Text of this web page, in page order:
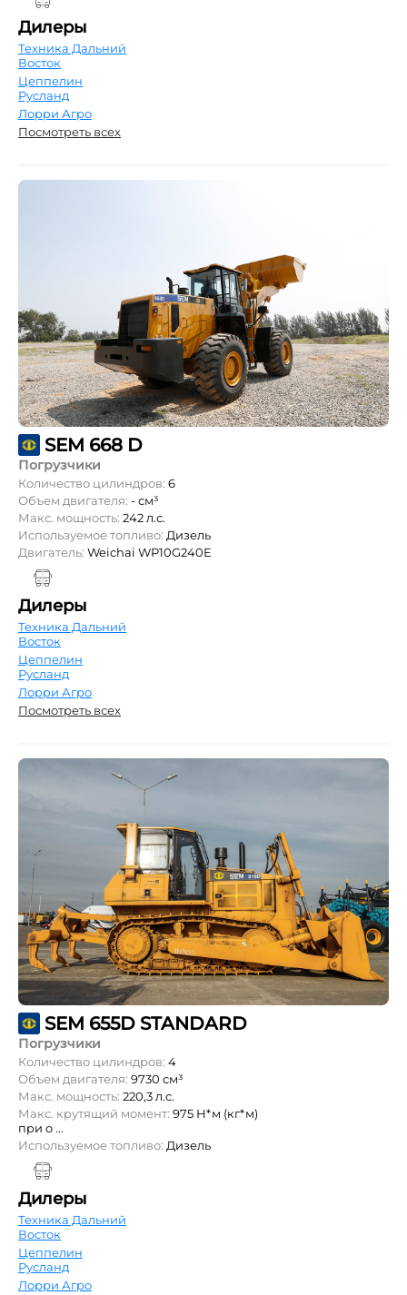
Дилеры
Техника Дальний
Восток
Цеппелин
Русланд
Лорри Агро
Посмотреть всех
SEM 668 D
Погрузчики
Количество цилиндров: 6
Объем двигателя: - см³
Макс. мощность: 242 л.с.
Используемое топливо: Дизель
Двигатель: Weichai WP10G240E
Дилеры
Техника Дальний
Восток
Цеппелин
Русланд
Лорри Агро
Посмотреть всех
SEM 655D STANDARD
Погрузчики
Количество цилиндров: 4
Объем двигателя: 9730 см³
Макс. мощность: 220,3 л.с.
Макс. крутящий момент: 975 Н*м (кг*м)
при о ...
Используемое топливо: Дизель
Дилеры
Техника Дальний
Восток
Цеппелин
Русланд
Лорри Агро